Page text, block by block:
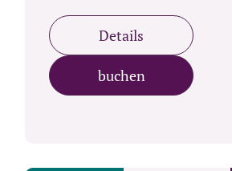
Details
buchen